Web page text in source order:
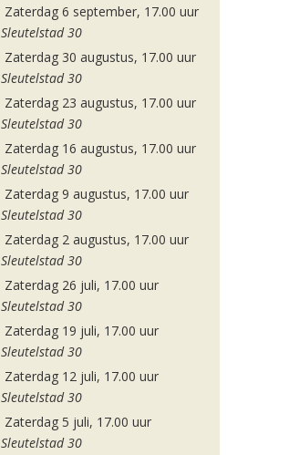
Zaterdag 6 september, 17.00 uur
Sleutelstad 30
Zaterdag 30 augustus, 17.00 uur
Sleutelstad 30
Zaterdag 23 augustus, 17.00 uur
Sleutelstad 30
Zaterdag 16 augustus, 17.00 uur
Sleutelstad 30
Zaterdag 9 augustus, 17.00 uur
Sleutelstad 30
Zaterdag 2 augustus, 17.00 uur
Sleutelstad 30
Zaterdag 26 juli, 17.00 uur
Sleutelstad 30
Zaterdag 19 juli, 17.00 uur
Sleutelstad 30
Zaterdag 12 juli, 17.00 uur
Sleutelstad 30
Zaterdag 5 juli, 17.00 uur
Sleutelstad 30